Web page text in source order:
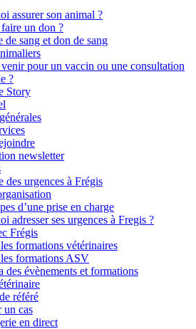
assurer son animal ?
un don ?
de sang et don de sang
pour un vaccin ou une consultation
?
Story
newsletter
des urgences à Frégis
d’une prise en charge
adresser ses urgences à Fregis ?
Frégis
formations vétérinaires
formations ASV
des évènements et formations
référé
un cas
en direct